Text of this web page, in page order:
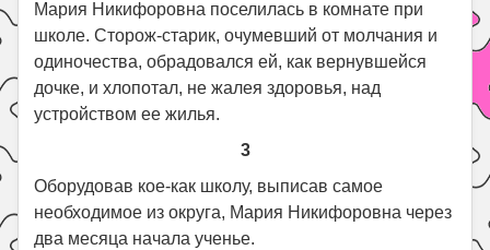
Мария Никифоровна поселилась в комнате при
школе. Сторож-старик, очумевший от молчания и
одиночества, обрадовался ей, как вернувшейся
дочке, и хлопотал, не жалея здоровья, над
устройством ее жилья.
3
Оборудовав кое-как школу, выписав самое
необходимое из округа, Мария Никифоровна через
два месяца начала ученье.